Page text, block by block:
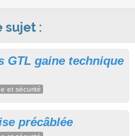
sujet :
GTL gaine technique
et sécurité
précâblée